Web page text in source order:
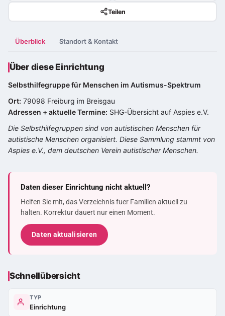
Teilen
Überblick Standort & Kontakt
Über diese Einrichtung
Selbsthilfegruppe für Menschen im Autismus-Spektrum
Ort: 79098 Freiburg im Breisgau
Adressen + aktuelle Termine: SHG-Übersicht auf Aspies e.V.
Die Selbsthilfegruppen sind von autistischen Menschen für
autistische Menschen organisiert. Diese Sammlung stammt von
Aspies e.V., dem deutschen Verein autistischer Menschen.
Daten dieser Einrichtung nicht aktuell?
Helfen Sie mit, das Verzeichnis fuer Familien aktuell zu
halten. Korrektur dauert nur einen Moment.
Daten aktualisieren
Schnellübersicht
TYP
Einrichtung